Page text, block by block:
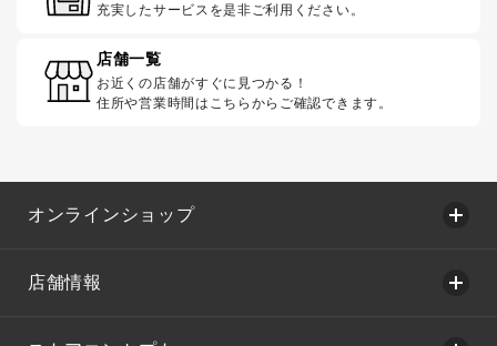
充実したサービスを是非ご利用ください。
店舗一覧
お近くの店舗がすぐに見つかる！
住所や営業時間はこちらからご確認できます。
オンラインショップ
店舗情報